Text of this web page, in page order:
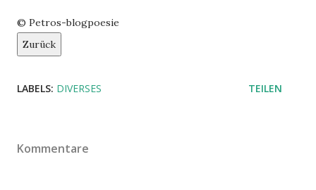
© Petros-blogpoesie
Zurück
LABELS: DIVERSES TEILEN
Kommentare